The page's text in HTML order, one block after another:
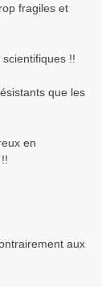
fragiles et
!!
que les
en
aux